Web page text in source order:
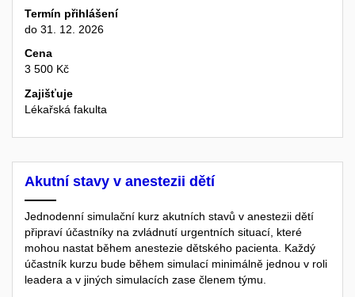
Termín přihlášení
do 31. 12. 2026
Cena
3 500 Kč
Zajišťuje
Lékařská fakulta
Akutní stavy v anestezii dětí
Jednodenní simulační kurz akutních stavů v anestezii dětí
připraví účastníky na zvládnutí urgentních situací, které
mohou nastat během anestezie dětského pacienta. Každý
účastník kurzu bude během simulací minimálně jednou v roli
leadera a v jiných simulacích zase členem týmu.